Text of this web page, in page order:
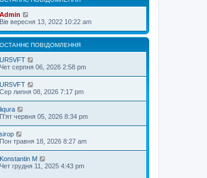
Admin
Вів вересня 13, 2022 10:22 am
ОСТАННЄ ПОВІДОМЛЕННЯ
UR5VFT
Чет серпня 06, 2026 2:58 pm
UR5VFT
Сер липня 08, 2026 7:17 pm
liqura
П'ят червня 05, 2026 8:34 pm
sirop
Пон травня 18, 2026 8:27 am
Konstantin M
Чет грудня 11, 2025 4:43 pm